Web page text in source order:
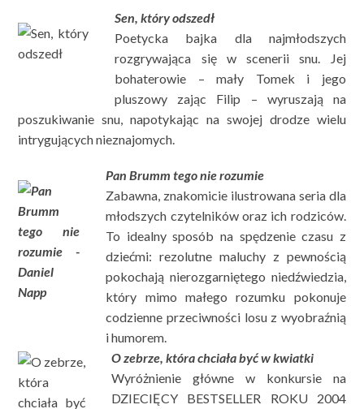
Sen, który odszedł
Poetycka bajka dla najmłodszych
rozgrywająca się w scenerii snu. Jej
bohaterowie – mały Tomek i jego
pluszowy zając Filip – wyruszają na
poszukiwanie snu, napotykając na swojej drodze wielu
intrygujących nieznajomych.
Pan Brumm tego nie rozumie
Zabawna, znakomicie ilustrowana seria dla
młodszych czytelników oraz ich rodziców.
To idealny sposób na spędzenie czasu z
dziećmi: rezolutne maluchy z pewnością
pokochają nierozgarniętego niedźwiedzia,
który mimo małego rozumku pokonuje
codzienne przeciwności losu z wyobraźnią
i humorem.
O zebrze, która chciała być w kwiatki
Wyróżnienie główne w konkursie na
DZIECIĘCY BESTSELLER ROKU 2004